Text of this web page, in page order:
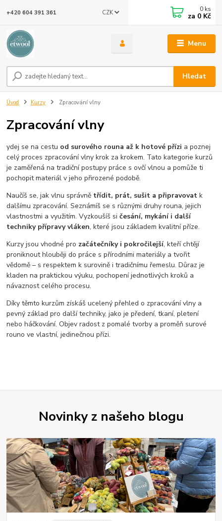
Menu
CZK
Hledat
+420 604 391 361 0 ks
za 0 Kč
Úvod Kurzy Zpracování vlny
Zpracování vlny
ydej se na cestu od surového rouna až k hotové přízi a poznej
celý proces zpracování vlny krok za krokem. Tato kategorie kurzů
je zaměřená na tradiční postupy práce s ovčí vlnou a pomůže ti
pochopit materiál v jeho přirozené podobě.
Naučíš se, jak vlnu správně třídit, prát, sušit a připravovat k
dalšímu zpracování. Seznámíš se s různými druhy rouna, jejich
vlastnostmi a využitím. Vyzkoušíš sičesání, mykání i další
techniky přípravy vláken, které jsou základem kvalitní příze.
Kurzy jsou vhodné pro začátečníky i pokročilejší, kteří chtějí
proniknout hlouběji do práce s přírodními materiály a tvořit
vědomě – s respektem k surovině i tradičnímu řemeslu. Důraz je
kladen na praktickou výuku, pochopení jednotlivých kroků a
návaznost celého procesu.
Díky těmto kurzům získáš ucelený přehled o zpracování vlny a
pevný základ pro další techniky, jako je předení, tkaní, pletení
nebo háčkování. Objev radost z pomalé tvorby a proměň surové
rouno ve vlastní, jedinečnou přízi.
Novinky z našeho blogu